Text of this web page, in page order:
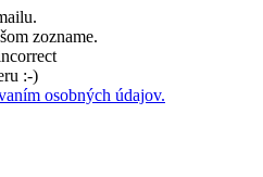
zozname.
:-)
osobných údajov.